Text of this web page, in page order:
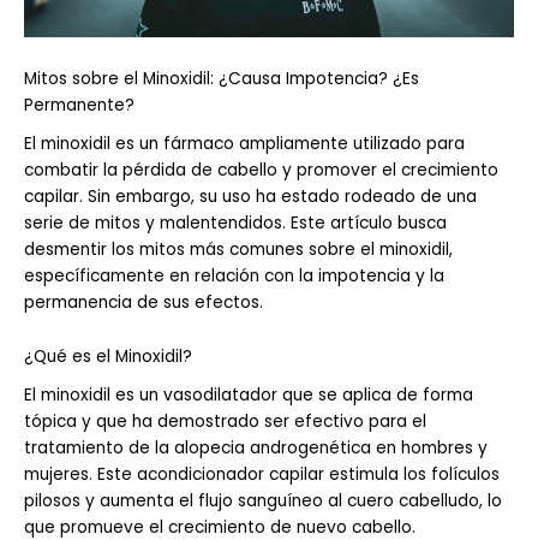
Mitos sobre el Minoxidil: ¿Causa Impotencia? ¿Es
Permanente?
El minoxidil es un fármaco ampliamente utilizado para
combatir la pérdida de cabello y promover el crecimiento
capilar. Sin embargo, su uso ha estado rodeado de una
serie de mitos y malentendidos. Este artículo busca
desmentir los mitos más comunes sobre el minoxidil,
específicamente en relación con la impotencia y la
permanencia de sus efectos.
¿Qué es el Minoxidil?
El minoxidil es un vasodilatador que se aplica de forma
tópica y que ha demostrado ser efectivo para el
tratamiento de la alopecia androgenética en hombres y
mujeres. Este acondicionador capilar estimula los folículos
pilosos y aumenta el flujo sanguíneo al cuero cabelludo, lo
que promueve el crecimiento de nuevo cabello.